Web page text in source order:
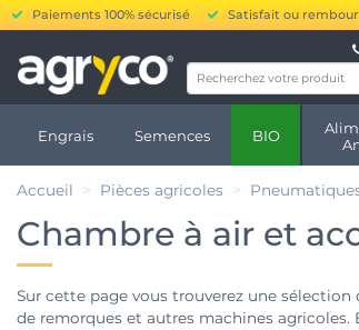
Paiements 100% sécurisé Satisfait ou
Engrais Semences BIO
Accueil Pièces agricoles
Chambre à air et
Sur cette page vous trouverez une sélection
de remorques et autres machines